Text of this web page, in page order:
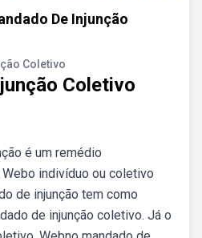
De Injunção
Coletivo
Coletivo
é um remédio
indivíduo ou coletivo
de injunção tem como
de injunção coletivo. Já o